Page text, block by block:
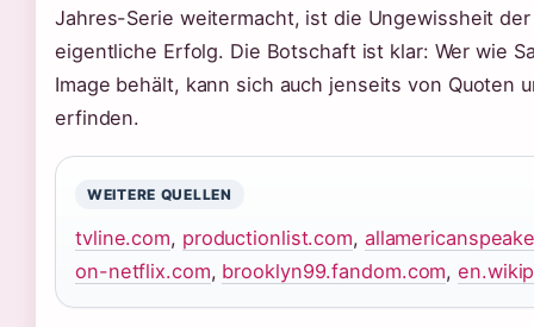
Jahres-Serie weitermacht, ist die Ungewissheit
eigentliche Erfolg. Die Botschaft ist klar: Wer wie
Image behält, kann sich auch jenseits von Quoten
erfinden.
WEITERE QUELLEN
tvline.com, productionlist.com,
on-netflix.com, brooklyn99.fandom.com,